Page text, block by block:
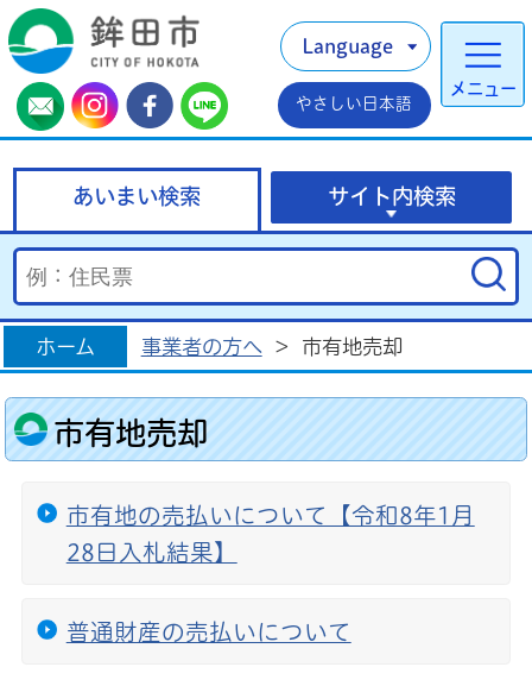
メニュー
Language
やさしい日本語
あいまい検索 サイト内検索
ホーム 事業者の方へ > 市有地売却
市有地売却
市有地の売払いについて【令和8年1月
28日入札結果】
普通財産の売払いについて